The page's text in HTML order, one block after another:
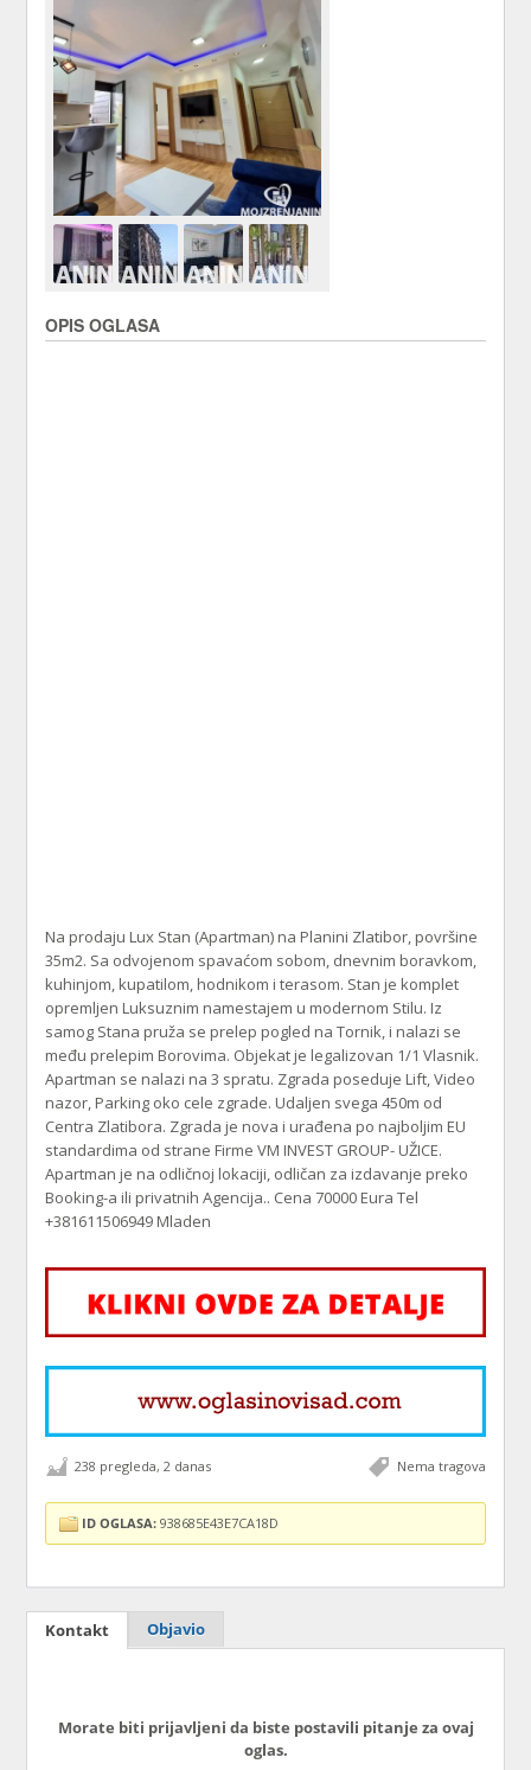
OPIS OGLASA
Na prodaju Lux Stan (Apartman) na Planini Zlatibor, površine
35m2. Sa odvojenom spavaćom sobom, dnevnim boravkom,
kuhinjom, kupatilom, hodnikom i terasom. Stan je komplet
opremljen Luksuznim namestajem u modernom Stilu. Iz
samog Stana pruža se prelep pogled na Tornik, i nalazi se
među prelepim Borovima. Objekat je legalizovan 1/1 Vlasnik.
Apartman se nalazi na 3 spratu. Zgrada poseduje Lift, Video
nazor, Parking oko cele zgrade. Udaljen svega 450m od
Centra Zlatibora. Zgrada je nova i urađena po najboljim EU
standardima od strane Firme VM INVEST GROUP- UŽICE.
Apartman je na odličnoj lokaciji, odličan za izdavanje preko
Booking-a ili privatnih Agencija.. Cena 70000 Eura Tel
+381611506949 Mladen
Nema tragova
238 pregleda, 2 danas
ID OGLASA: 938685E43E7CA18D
Kontakt Objavio
Morate biti prijavljeni da biste postavili pitanje za ovaj
oglas.